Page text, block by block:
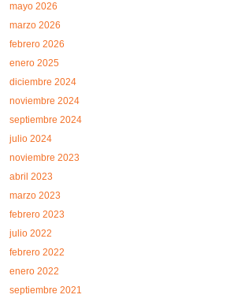
mayo 2026
marzo 2026
febrero 2026
enero 2025
diciembre 2024
noviembre 2024
septiembre 2024
julio 2024
noviembre 2023
abril 2023
marzo 2023
febrero 2023
julio 2022
febrero 2022
enero 2022
septiembre 2021